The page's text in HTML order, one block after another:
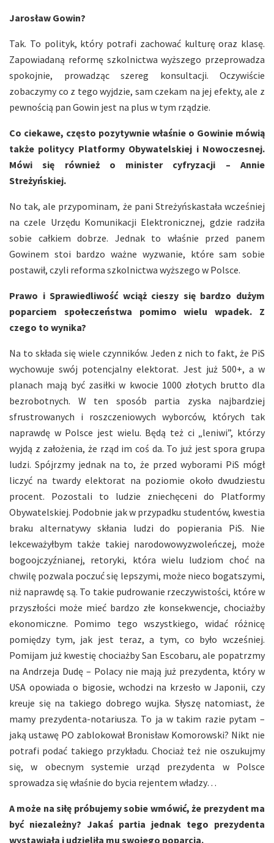
Jarosław Gowin?
Tak. To polityk, który potrafi zachować kulturę oraz klasę.
Zapowiadaną reformę szkolnictwa wyższego przeprowadza
spokojnie, prowadząc szereg konsultacji. Oczywiście
zobaczymy co z tego wyjdzie, sam czekam na jej efekty, ale z
pewnością pan Gowin jest na plus w tym rządzie.
Co ciekawe, często pozytywnie właśnie o Gowinie mówią
także politycy Platformy Obywatelskiej i Nowoczesnej.
Mówi się również o minister cyfryzacji – Annie
Streżyńskiej.
No tak, ale przypominam, że pani Streżyńskastała wcześniej
na czele Urzędu Komunikacji Elektronicznej, gdzie radziła
sobie całkiem dobrze. Jednak to właśnie przed panem
Gowinem stoi bardzo ważne wyzwanie, które sam sobie
postawił, czyli reforma szkolnictwa wyższego w Polsce.
Prawo i Sprawiedliwość wciąż cieszy się bardzo dużym
poparciem społeczeństwa pomimo wielu wpadek. Z
czego to wynika?
Na to składa się wiele czynników. Jeden z nich to fakt, że PiS
wychowuje swój potencjalny elektorat. Jest już 500+, a w
planach mają być zasiłki w kwocie 1000 złotych brutto dla
bezrobotnych. W ten sposób partia zyska najbardziej
sfrustrowanych i roszczeniowych wyborców, których tak
naprawdę w Polsce jest wielu. Będą też ci „leniwi”, którzy
wyjdą z założenia, że rząd im coś da. To już jest spora grupa
ludzi. Spójrzmy jednak na to, że przed wyborami PiS mógł
liczyć na twardy elektorat na poziomie około dwudziestu
procent. Pozostali to ludzie zniechęceni do Platformy
Obywatelskiej. Podobnie jak w przypadku studentów, kwestia
braku alternatywy skłania ludzi do popierania PiS. Nie
lekceważyłbym także takiej narodowowyzwoleńczej, może
bogoojczyźnianej, retoryki, która wielu ludziom choć na
chwilę pozwala poczuć się lepszymi, może nieco bogatszymi,
niż naprawdę są. To takie pudrowanie rzeczywistości, które w
przyszłości może mieć bardzo złe konsekwencje, chociażby
ekonomiczne. Pomimo tego wszystkiego, widać różnicę
pomiędzy tym, jak jest teraz, a tym, co było wcześniej.
Pomijam już kwestię chociażby San Escobaru, ale popatrzmy
na Andrzeja Dudę – Polacy nie mają już prezydenta, który w
USA opowiada o bigosie, wchodzi na krzesło w Japonii, czy
kreuje się na takiego dobrego wujka. Słyszę natomiast, że
mamy prezydenta-notariusza. To ja w takim razie pytam –
jaką ustawę PO zablokował Bronisław Komorowski? Nikt nie
potrafi podać takiego przykładu. Chociaż też nie oszukujmy
się, w obecnym systemie urząd prezydenta w Polsce
sprowadza się właśnie do bycia rejentem władzy…
A może na siłę próbujemy sobie wmówić, że prezydent ma
być niezależny? Jakaś partia jednak tego prezydenta
wystawiała i udzieliła mu swojego poparcia.